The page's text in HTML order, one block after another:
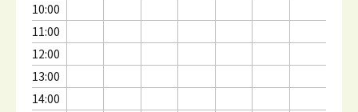
10:00
11:00
12:00
13:00
14:00